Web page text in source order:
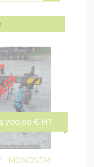
1 700,00 € HT
- MONOSEM